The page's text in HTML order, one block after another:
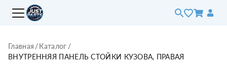
Главная /Каталог /
ВНУТРЕННЯЯ ПАНЕЛЬ СТОЙКИ КУЗОВА, ПРАВАЯ